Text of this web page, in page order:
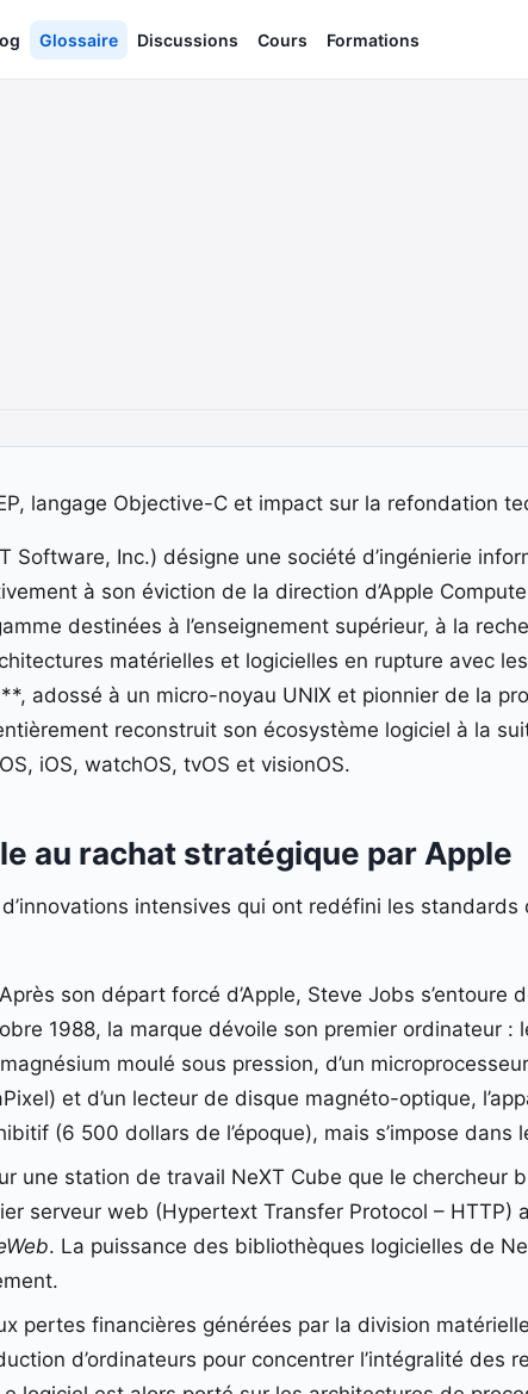
Glossaire Discussions Cours Formations
langage Objective-C et impact sur la refondation
Inc.) désigne une société d’ingénierie
à son éviction de la direction d’Apple
destinées à l’enseignement supérieur, à la
matérielles et logicielles en rupture avec
adossé à un micro-noyau UNIX et pionnier de la
reconstruit son écosystème logiciel à la
iOS, watchOS, tvOS et visionOS.
au rachat stratégique par Apple
intensives qui ont redéfini les
Après son départ forcé d’Apple, Steve Jobs s’entoure
1988, la marque dévoile son premier ordinateur :
moulé sous pression, d’un
et d’un lecteur de disque magnéto-optique,
(6 500 dollars de l’époque), mais s’impose dans
une station de travail NeXT Cube que le chercheur
serveur web (Hypertext Transfer Protocol – HTTP)
. La puissance des bibliothèques logicielles de
pertes financières générées par la division
d’ordinateurs pour concentrer l’intégralité des